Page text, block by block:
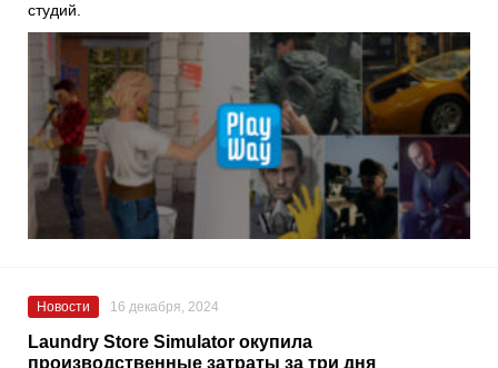
студий.
Новости 16 декабря, 2024
Laundry Store Simulator окупила
производственные затраты за три дня